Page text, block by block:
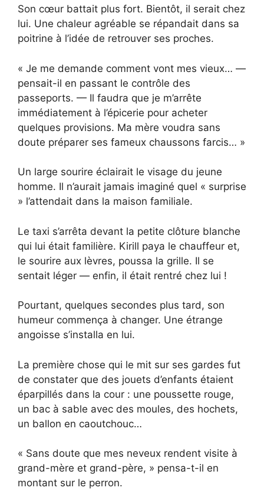
Son cœur battait plus fort. Bientôt, il serait chez
lui. Une chaleur agréable se répandait dans sa
poitrine à l’idée de retrouver ses proches.
« Je me demande comment vont mes vieux… —
pensait-il en passant le contrôle des
passeports. — Il faudra que je m’arrête
immédiatement à l’épicerie pour acheter
quelques provisions. Ma mère voudra sans
doute préparer ses fameux chaussons farcis… »
Un large sourire éclairait le visage du jeune
homme. Il n’aurait jamais imaginé quel « surprise
» l’attendait dans la maison familiale.
Le taxi s’arrêta devant la petite clôture blanche
qui lui était familière. Kirill paya le chauffeur et,
le sourire aux lèvres, poussa la grille. Il se
sentait léger — enfin, il était rentré chez lui !
Pourtant, quelques secondes plus tard, son
humeur commença à changer. Une étrange
angoisse s’installa en lui.
La première chose qui le mit sur ses gardes fut
de constater que des jouets d’enfants étaient
éparpillés dans la cour : une poussette rouge,
un bac à sable avec des moules, des hochets,
un ballon en caoutchouc…
« Sans doute que mes neveux rendent visite à
grand-mère et grand-père, » pensa-t-il en
montant sur le perron.